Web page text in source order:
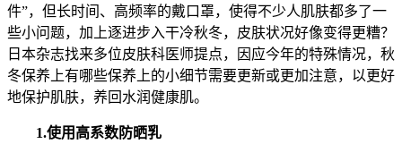
件”，但长时间、高频率的戴口罩，使得不少人肌肤都多了一
些小问题，加上逐进步入干冷秋冬，皮肤状况好像变得更糟？
日本杂志找来多位皮肤科医师提点，因应今年的特殊情况，秋
冬保养上有哪些保养上的小细节需要更新或更加注意，以更好
地保护肌肤，养回水润健康肌。
1.使用高系数防晒乳